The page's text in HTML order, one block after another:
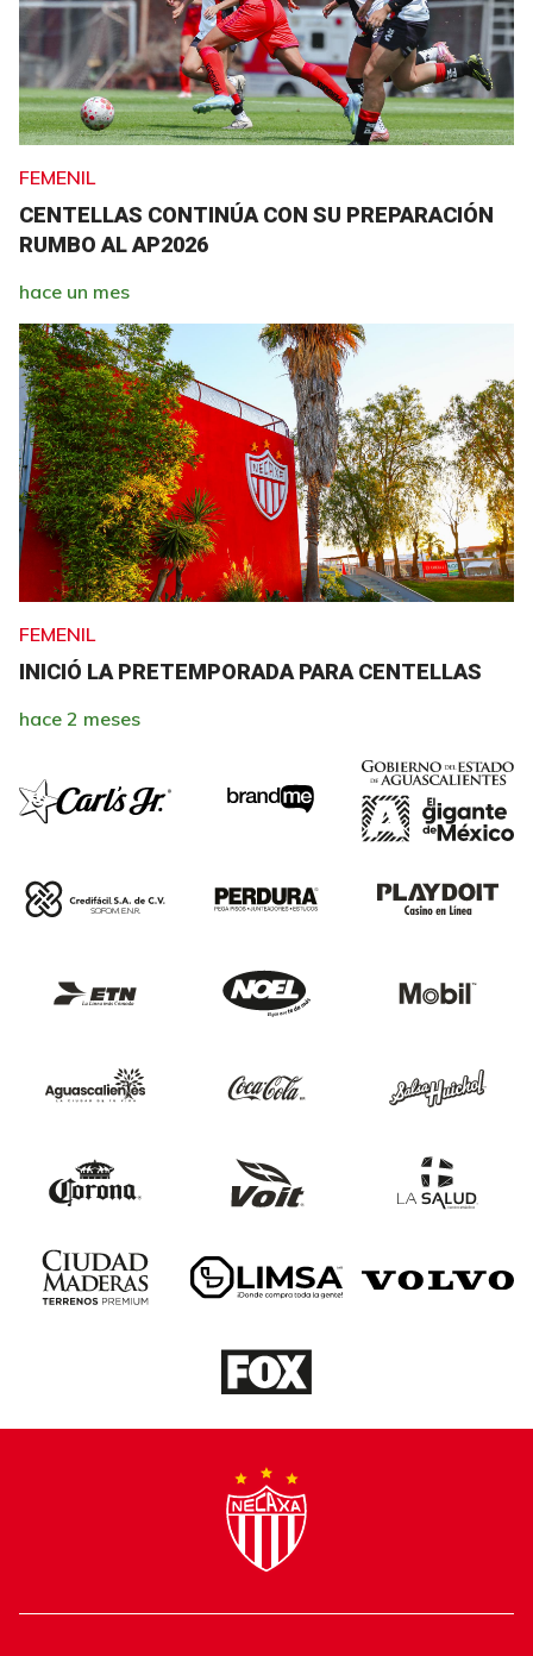
FEMENIL
CENTELLAS CONTINÚA CON SU PREPARACIÓN
RUMBO AL AP2026
hace un mes
FEMENIL
INICIÓ LA PRETEMPORADA PARA CENTELLAS
hace 2 meses